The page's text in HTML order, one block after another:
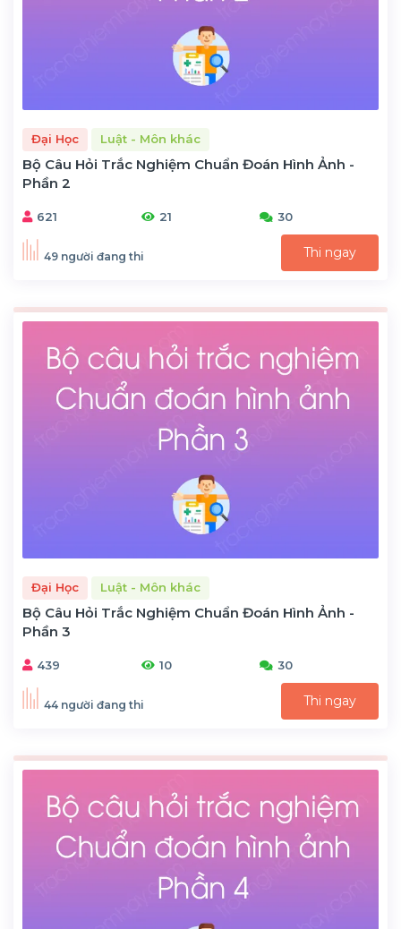
Đại Học Luật - Môn khác
Bộ Câu Hỏi Trắc Nghiệm Chuẩn Đoán Hình Ảnh -
Phần 2
621 21 30
49 người đang thi Thi ngay
Đại Học Luật - Môn khác
Bộ Câu Hỏi Trắc Nghiệm Chuẩn Đoán Hình Ảnh -
Phần 3
439 10 30
44 người đang thi Thi ngay